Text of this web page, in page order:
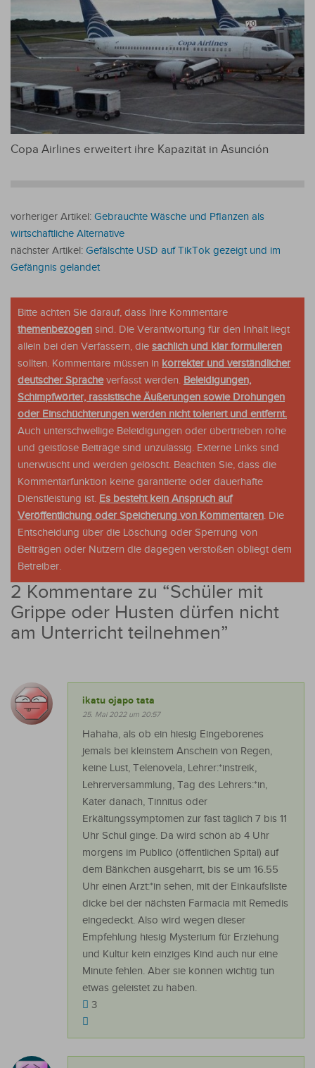
Copa Airlines erweitert ihre Kapazität in Asunción
vorheriger Artikel: Gebrauchte Wäsche und Pflanzen als
wirtschaftliche Alternative
nächster Artikel: Gefälschte USD auf TikTok gezeigt und im
Gefängnis gelandet
Bitte achten Sie darauf, dass Ihre Kommentare
themenbezogen sind. Die Verantwortung für den Inhalt liegt
allein bei den Verfassern, die sachlich und klar formulieren
sollten. Kommentare müssen in korrekter und verständlicher
deutscher Spracheverfasst werden. Beleidigungen,
Schimpfwörter, rassistische Äußerungen sowie Drohungen
oder Einschüchterungen werden nicht toleriert und entfernt.
Auch unterschwellige Beleidigungen oder übertrieben rohe
und geistlose Beiträge sind unzulässig. Externe Links sind
unerwüscht und werden gelöscht. Beachten Sie, dass die
Kommentarfunktion keine garantierte oder dauerhafte
Dienstleistung ist. Es besteht kein Anspruch auf
Veröffentlichung oder Speicherung von Kommentaren. Die
Entscheidung über die Löschung oder Sperrung von
Beiträgen oder Nutzern die dagegen verstoßen obliegt dem
Betreiber.
2 Kommentare zu “Schüler mit
Grippe oder Husten dürfen nicht
am Unterricht teilnehmen”
ikatu ojapo tata
25. Mai 2022 um 20:57
Hahaha, als ob ein hiesig Eingeborenes
jemals bei kleinstem Anschein von Regen,
keine Lust, Telenovela, Lehrer:*instreik,
Lehrerversammlung, Tag des Lehrers:*in,
Kater danach, Tinnitus oder
Erkältungssymptomen zur fast täglich 7 bis 11
Uhr Schul ginge. Da wird schön ab 4 Uhr
morgens im Publico (öffentlichen Spital) auf
dem Bänkchen ausgeharrt, bis se um 16.55
Uhr einen Arzt:*in sehen, mit der Einkaufsliste
dicke bei der nächsten Farmacia mit Remedis
eingedeckt. Also wird wegen dieser
Empfehlung hiesig Mysterium für Erziehung
und Kultur kein einziges Kind auch nur eine
Minute fehlen. Aber sie können wichtig tun
etwas geleistet zu haben.
3